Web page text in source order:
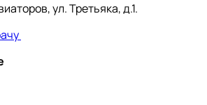
ул. Третьяка, д.1.